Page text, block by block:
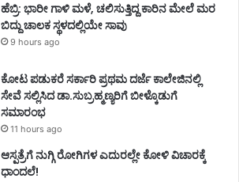
ಹೆಬ್ರಿ: ಭಾರೀ ಗಾಳಿ ಮಳೆ, ಚಲಿಸುತ್ತಿದ್ದ ಕಾರಿನ ಮೇಲೆ ಮರ
ಬಿದ್ದು ಚಾಲಕ ಸ್ಥಳದಲ್ಲಿಯೇ ಸಾವು
9 hours ago
ಕೋಟ ಪಡುಕರೆ ಸರ್ಕಾರಿ ಪ್ರಥಮ ದರ್ಜೆ ಕಾಲೇಜಿನಲ್ಲಿ
ಸೇವೆ ಸಲ್ಲಿಸಿದ ಡಾ.ಸುಬ್ರಹ್ಮಣ್ಯರಿಗೆ ಬೀಳ್ಕೊಡುಗೆ
ಸಮಾರಂಭ
11 hours ago
ಆಸ್ಪತ್ರೆಗೆ ನುಗ್ಗಿ ರೋಗಿಗಳ ಎದುರಲ್ಲೇ ಕೋಳಿ ವಿಚಾರಕ್ಕೆ
ಧಾಂದಲೆ!